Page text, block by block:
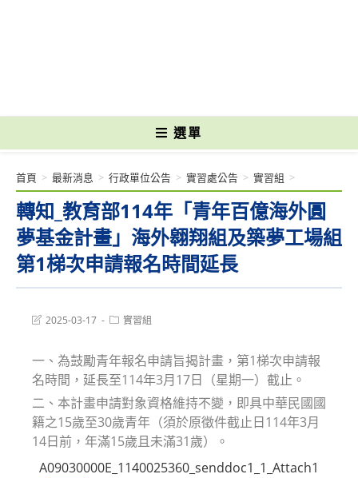
選單
轉知_教育部114年「青年百億海外圓
夢基金計畫」海外翱翔組及築夢工場組
第1梯次申請報名時間延長
首頁 > 最新消息 > 行政單位公告 > 實習處公告 > 實習組 >
Post2025-03-17
Post實習組
一、為鼓勵青年報名申請旨揭計畫，第1梯次申請報
名時間，延長至114年3月17日（星期一）截止。
二、本計畫申請對象資格維持不變，即具中華民國國
籍之15歲至30歲青年（須於原徵件截止日114年3月
14日前，年滿15歲且未滿31歲）。
A09030000E_1140025360_senddoc1_1_Attach1